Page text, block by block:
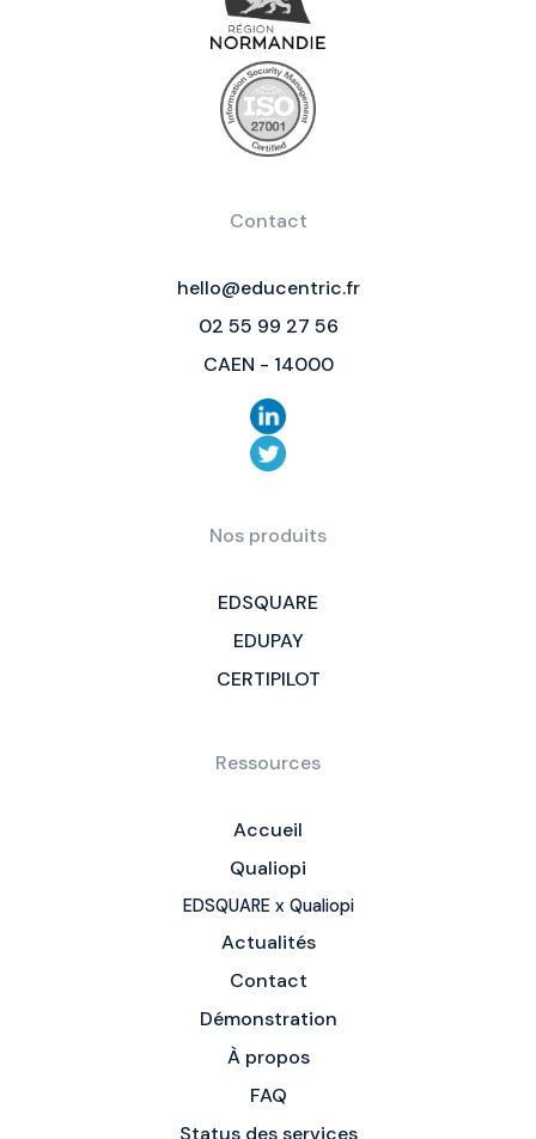
Contact
hello@educentric.fr
02 55 99 27 56
CAEN - 14000
Nos produits
EDSQUARE
EDUPAY
CERTIPILOT
Ressources
Accueil
Qualiopi
EDSQUARE x Qualiopi
Actualités
Contact
Démonstration
À propos
FAQ
Status des services